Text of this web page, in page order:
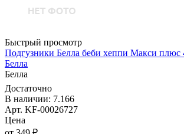
Быстрый просмотр
Подгузники Белла беби хеппи Макси
Белла
Белла
Достаточно
В наличии: 7.166
Арт. KF-00026727
Цена